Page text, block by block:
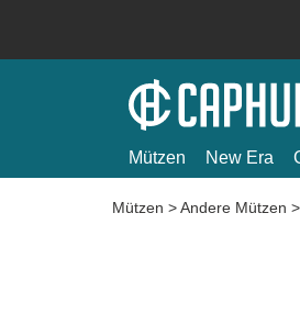
Mützen New Era
Mützen >Andere Mützen >